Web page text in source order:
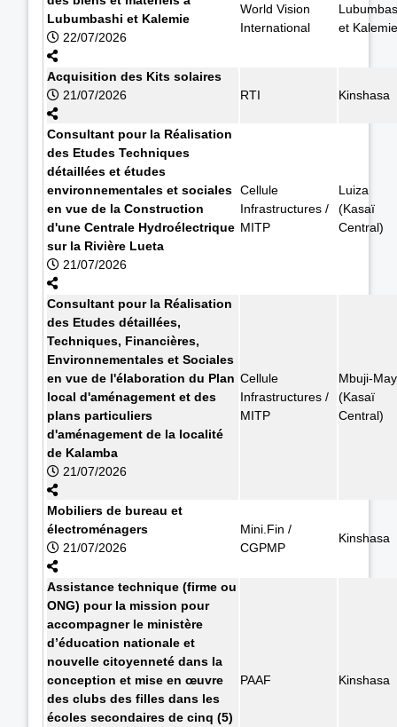
Lubumbashi et Kalemie
22/07/2026
World Vision
International
et Kalemie
Acquisition des Kits solaires
21/07/2026
RTI Kinshasa
Consultant pour la Réalisation
des Etudes Techniques
détaillées et études
environnementales et sociales
en vue de la Construction
d'une Centrale Hydroélectrique
sur la Rivière Lueta
21/07/2026
Cellule
Infrastructures /
MITP
Luiza
(Kasaï
Central)
Consultant pour la Réalisation
des Etudes détaillées,
Techniques, Financières,
Environnementales et Sociales
en vue de l'élaboration du Plan
local d'aménagement et des
plans particuliers
d'aménagement de la localité
de Kalamba
21/07/2026
Cellule
Infrastructures /
MITP
Mbuji-
(Kasaï
Central)
Mobiliers de bureau et
électroménagers
21/07/2026
Mini.Fin /
CGPMP
Kinshasa
Assistance technique (firme ou
ONG) pour la mission pour
accompagner le ministère
d’éducation nationale et
nouvelle citoyenneté dans la
conception et mise en œuvre
des clubs des filles dans les
écoles secondaires de cinq (5)
PAAF Kinshasa